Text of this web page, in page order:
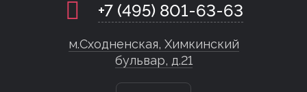
+7 (495) 801-63-63
м.Сходненская, Химкинский
бульвар, д.21